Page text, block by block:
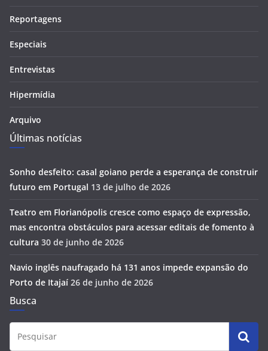
Reportagens
Especiais
Entrevistas
Hipermídia
Arquivo
Últimas notícias
Sonho desfeito: casal goiano perde a esperança de construir
futuro em Portugal 13 de julho de 2026
Teatro em Florianópolis cresce como espaço de expressão,
mas encontra obstáculos para acessar editais de fomento à
cultura 30 de junho de 2026
Navio inglês naufragado há 131 anos impede expansão do
Porto de Itajaí 26 de junho de 2026
Busca